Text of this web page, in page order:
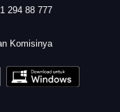
294 88 777
Komisinya